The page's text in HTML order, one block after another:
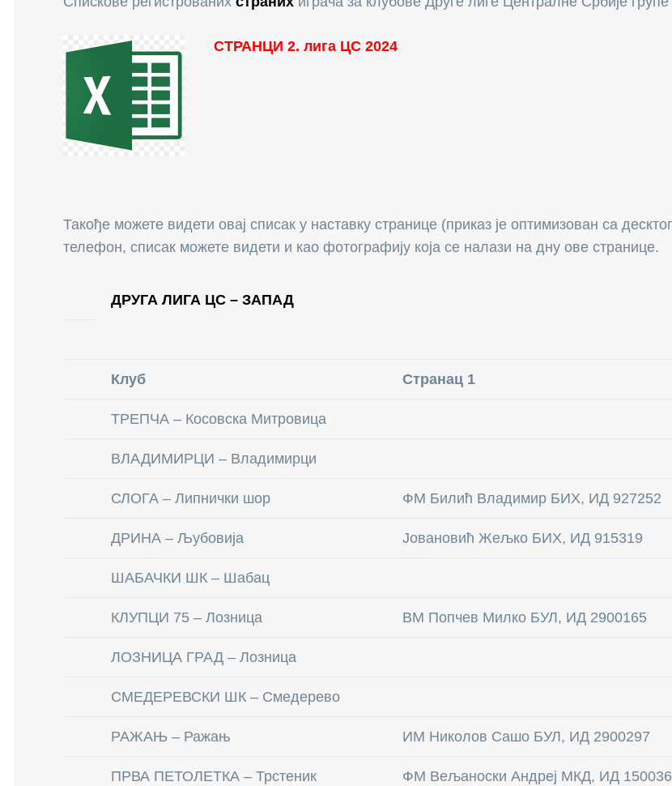
СТРАНЦИ 2. лига ЦС 2024
Такође можете видети овај списак у наставку странице (приказ је оптимизован са
телефон, списак можете видети и као фотографију која се налази на дну ове странице.
ДРУГА ЛИГА ЦС – ЗАПАД
Клуб Странац 1
ТРЕПЧА – Косовска Митровица
ВЛАДИМИРЦИ – Владимирци
СЛОГА – Липнички шор ФМ Билић Владимир БИХ, ИД 927252
ДРИНА – Љубовија Јовановић Жељко БИХ, ИД 915319
ШАБАЧКИ ШК – Шабац
КЛУПЦИ 75 – Лозница ВМ Попчев Милко БУЛ, ИД 2900165
ЛОЗНИЦА ГРАД – Лозница
СМЕДЕРЕВСКИ ШК – Смедерево
РАЖАЊ – Ражањ ИМ Николов Сашо БУЛ, ИД 2900297
ПРВА ПЕТОЛЕТКА – Трстеник ФM Вељаноски Андреј МКД, ИД